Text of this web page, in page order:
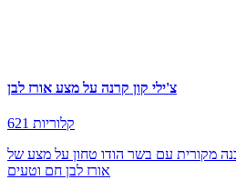
צ'ילי קון קרנה על מצע אורז לבן
621 קלוריות
מקורית עם בשר הודו טחון על מצע של
אורז לבן חם וטעים